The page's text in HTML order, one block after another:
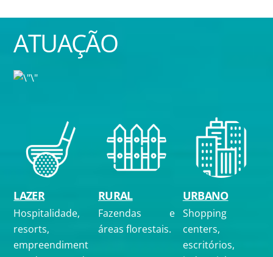
ATUAÇÃO
LAZER
Hospitalidade,
resorts,
empreendiment
RURAL
Fazendas e
áreas florestais.
URBANO
Shopping
centers,
escritórios,